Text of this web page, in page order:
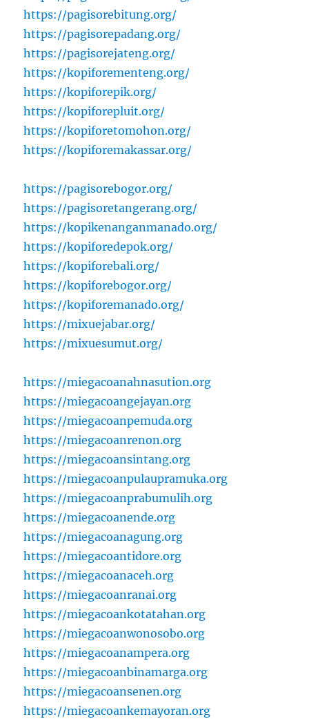
https://pagisorebitung.org/
https://pagisorepadang.org/
https://pagisorejateng.org/
https://kopiforementeng.org/
https://kopiforepik.org/
https://kopiforepluit.org/
https://kopiforetomohon.org/
https://kopiforemakassar.org/
https://pagisorebogor.org/
https://pagisoretangerang.org/
https://kopikenanganmanado.org/
https://kopiforedepok.org/
https://kopiforebali.org/
https://kopiforebogor.org/
https://kopiforemanado.org/
https://mixuejabar.org/
https://mixuesumut.org/
https://miegacoanahnasution.org
https://miegacoangejayan.org
https://miegacoanpemuda.org
https://miegacoanrenon.org
https://miegacoansintang.org
https://miegacoanpulaupramuka.org
https://miegacoanprabumulih.org
https://miegacoanende.org
https://miegacoanagung.org
https://miegacoantidore.org
https://miegacoanaceh.org
https://miegacoanranai.org
https://miegacoankotatahan.org
https://miegacoanwonosobo.org
https://miegacoanampera.org
https://miegacoanbinamarga.org
https://miegacoansenen.org
https://miegacoankemayoran.org